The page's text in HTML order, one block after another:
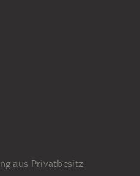
aus Privatbesitz